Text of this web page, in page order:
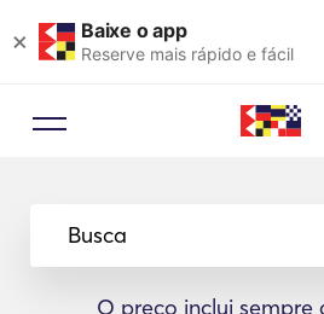
× Baixe o app
Reserve mais rápido e fácil
Busca
O preço inclui sempre